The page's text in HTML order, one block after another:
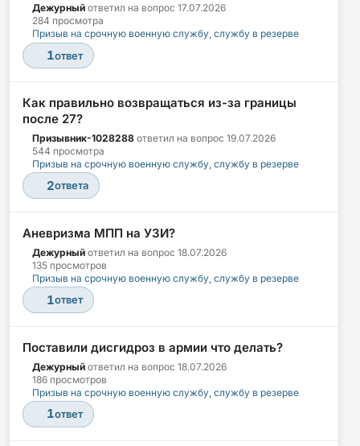
Дежурный ответил на вопрос 17.07.2026
284 просмотра
Призыв на срочную военную службу, службу в резерве
1ответ
Как правильно возвращаться из-за границы
после 27?
Призывник-1028288 ответил на вопрос 19.07.2026
544 просмотра
Призыв на срочную военную службу, службу в резерве
2ответа
Аневризма МПП на УЗИ?
Дежурный ответил на вопрос 18.07.2026
135 просмотров
Призыв на срочную военную службу, службу в резерве
1ответ
Поставили дисгидроз в армии что делать?
Дежурный ответил на вопрос 18.07.2026
186 просмотров
Призыв на срочную военную службу, службу в резерве
1ответ